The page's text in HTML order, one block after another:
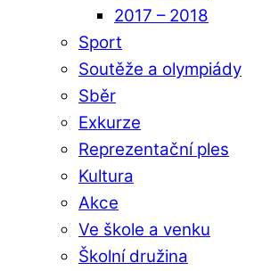
2017 – 2018
Sport
Soutěže a olympiády
Sběr
Exkurze
Reprezentační ples
Kultura
Akce
Ve škole a venku
Školní družina